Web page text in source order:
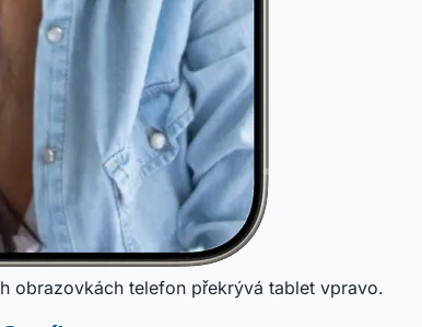
obrazovkách telefon překrývá tablet vpravo.